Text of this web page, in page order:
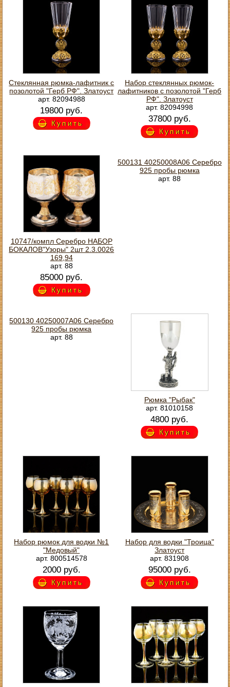
Стеклянная рюмка-лафитник с
позолотой "Герб РФ". Златоуст
арт. 82094988
19800 руб.
Купить
Набор стеклянных рюмок-
лафитников с позолотой "Герб
РФ". Златоуст
арт. 82094998
37800 руб.
Купить
10747/компл Серебро НАБОР
БОКАЛОВ"Узоры" 2шт 2.3.0026
169,94
арт. 88
85000 руб.
Купить
500131 40250008А06 Серебро
925 пробы рюмка
арт. 88
500130 40250007А06 Серебро
925 пробы рюмка
арт. 88
Рюмка "Рыбак"
арт. 81010158
4800 руб.
Купить
Набор рюмок для водки №1
"Медовый"
арт. 800514578
2000 руб.
Купить
Набор для водки "Троица"
Златоуст
арт. 831908
95000 руб.
Купить